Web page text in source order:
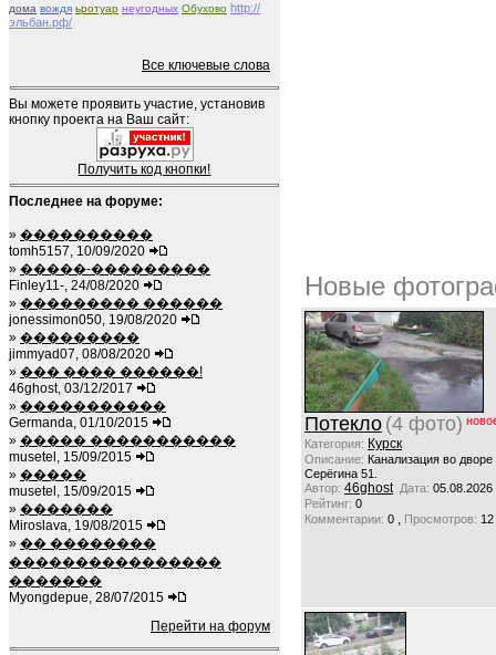
дома вождя ьротуар неугодных Обухово http://
эльбан.рф/
Все ключевые слова
Вы можете проявить участие, установив
кнопку проекта на Ваш сайт:
Получить код кнопки!
Последнее на форуме:
» ����������
tomh5157, 10/09/2020
» �����-���������
Finley11-, 24/08/2020
» ��������� ������
jonessimon050, 19/08/2020
» ���������
jimmyad07, 08/08/2020
» ��� ���� ������!
46ghost, 03/12/2017
» �����������
Germanda, 01/10/2015
» ����� �����������
musetel, 15/09/2015
» �����
musetel, 15/09/2015
» �������
Miroslava, 19/08/2015
» �� ��������
����������������
�������
Myongdepue, 28/07/2015
Перейти на форум
Новые
Потекло (4 фото)
Категория: Курск
Описание: Канализация во
Серёгина 51.
Автор: 46ghost Дата: 05.08.2026
Рейтинг: 0
Комментарии: 0 , Просмотров: 12